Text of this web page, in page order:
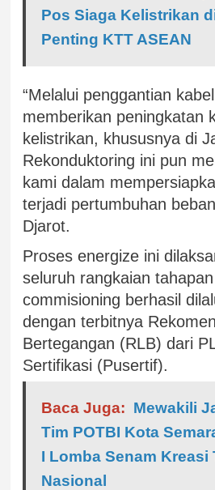
Pos Siaga Kelistrikan
Penting KTT ASEAN
“Melalui penggantian
memberikan peningkatan
kelistrikan, khususnya di
Rekonduktoring ini pun
kami dalam
terjadi pertumbuhan
Djarot.
Proses energize ini
seluruh rangkaian
commisioning berhasil
dengan terbitnya
Bertegangan (RLB) dari
Sertifikasi (Pusertif).
Baca Juga: Mewakili
Tim POTBI Kota
I Lomba Senam Kreasi
Nasional